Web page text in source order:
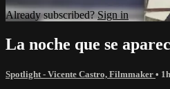
Already subscribed? Sign in
La noche que se
Spotlight - Vicente Castro, Filmmaker •